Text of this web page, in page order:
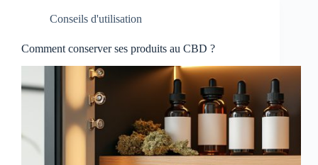
Conseils d'utilisation
Comment conserver ses produits au CBD ?